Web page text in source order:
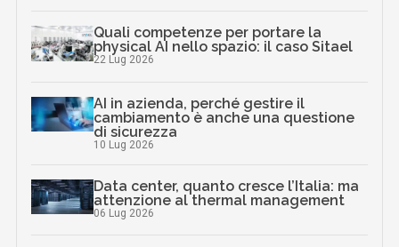
Quali competenze per portare la
physical AI nello spazio: il caso Sitael
22 Lug 2026
AI in azienda, perché gestire il
cambiamento è anche una questione
di sicurezza
10 Lug 2026
Data center, quanto cresce l’Italia: ma
attenzione al thermal management
06 Lug 2026